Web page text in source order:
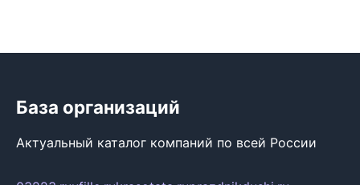
База организаций
Актуальный каталог компаний по всей России